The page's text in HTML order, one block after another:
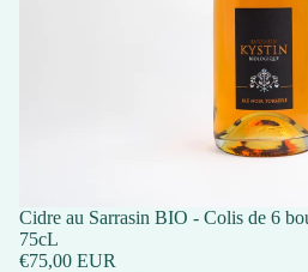
Cidre au Sarrasin BIO - Colis de 6
75cL
€75,00 EUR